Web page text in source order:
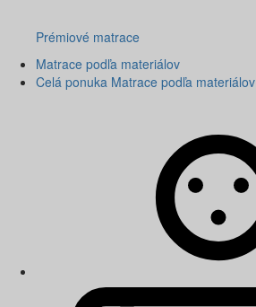
Prémiové matrace
Matrace podľa materiálov
Celá ponuka Matrace podľa materiálov